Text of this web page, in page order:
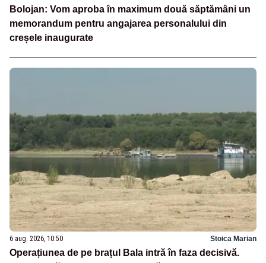
Bolojan: Vom aproba în maximum două săptămâni un
memorandum pentru angajarea personalului din
creșele inaugurate
6 aug. 2026, 10:50 Stoica Marian
Operațiunea de pe brațul Bala intră în faza decisivă.